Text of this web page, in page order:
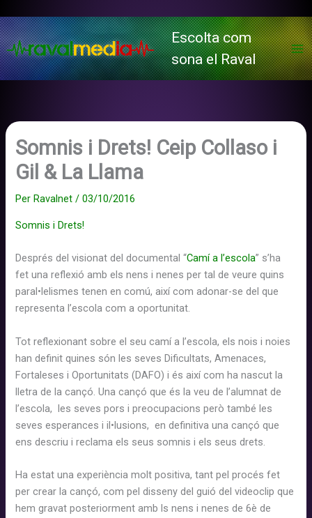
al
contingut
Escolta com
sona el Raval
Somnis i Drets! Ceip Collaso i
Gil & La Llama
Per Ravalnet/03/10/2016
Somnis i Drets!
Després del visionat del documental “Camí a l’escola” s’ha
fet una reflexió amb els nens i nenes per tal de veure quins
paral•lelismes tenen en comú, així com adonar-se del que
representa l’escola com a oportunitat.
Tot reflexionant sobre el seu camí a l’escola, els nois i noies
han definit quines són les seves Dificultats, Amenaces,
Fortaleses i Oportunitats (DAFO) i és així com ha nascut la
lletra de la cançó. Una cançó que és la veu de l’alumnat de
l’escola, les seves pors i preocupacions però també les
seves esperances i il•lusions, en definitiva una cançó que
ens descriu i reclama els seus somnis i els seus drets.
Ha estat una experiència molt positiva, tant pel procés fet
per crear la cançó, com pel disseny del guió del videoclip que
hem gravat posteriorment amb ls nens i nenes de 6è de